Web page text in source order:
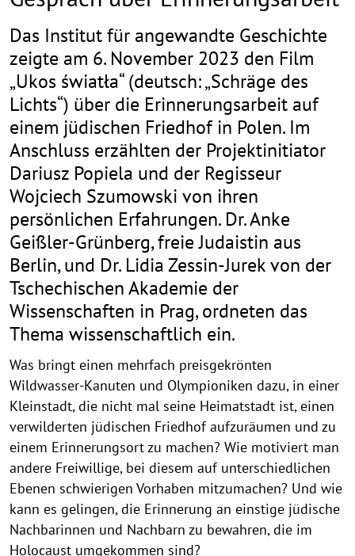
Das Institut für angewandte Geschichte
zeigte am 6. November 2023 den Film
„Ukos światła“ (deutsch: „Schräge des
Lichts“) über die Erinnerungsarbeit auf
einem jüdischen Friedhof in Polen. Im
Anschluss erzählten der Projektinitiator
Dariusz Popiela und der Regisseur
Wojciech Szumowski von ihren
persönlichen Erfahrungen. Dr. Anke
Geißler-Grünberg, freie Judaistin aus
Berlin, und Dr. Lidia Zessin-Jurek von der
Tschechischen Akademie der
Wissenschaften in Prag, ordneten das
Thema wissenschaftlich ein.
Was bringt einen mehrfach preisgekrönten
Wildwasser-Kanuten und Olympioniken dazu, in einer
Kleinstadt, die nicht mal seine Heimatstadt ist, einen
verwilderten jüdischen Friedhof aufzuräumen und zu
einem Erinnerungsort zu machen? Wie motiviert man
andere Freiwillige, bei diesem auf unterschiedlichen
Ebenen schwierigen Vorhaben mitzumachen? Und wie
kann es gelingen, die Erinnerung an einstige jüdische
Nachbarinnen und Nachbarn zu bewahren, die im
Holocaust umgekommen sind?